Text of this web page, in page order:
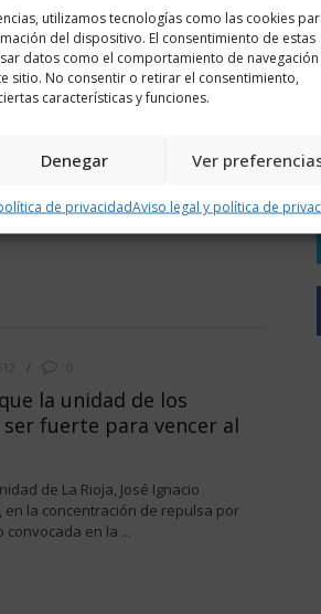
utilizamos tecnologías como las cookies
del dispositivo. El consentimiento de estas
datos como el comportamiento de navegación
sitio. No consentir o retirar el consentimiento,
características y funciones.
Denegar Ver
de privacidadAviso legal y política de
0
expresa su
atentado de Niza
su solidaridad con el pueblo
la unidad de los
fuerte para vencer al
de La Rioja, José Ignacio
en la concentración de repulsa por
en la ...